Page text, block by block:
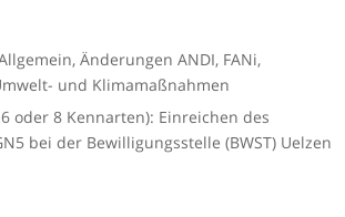
,Änderungen ANDI, FANi,
und Klimamaßnahmen
oder 8 Kennarten): Einreichen des
bei der Bewilligungsstelle (BWST) Uelzen